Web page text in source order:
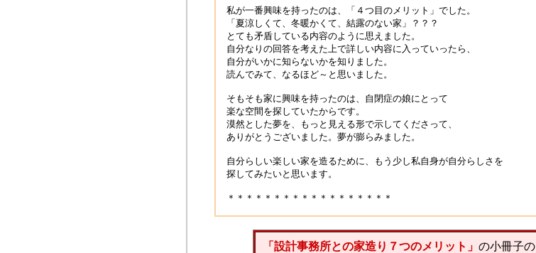
私が一番興味を持ったのは、「４つ目のメリット」でした。
「夏涼しくて、冬暖かくて、結露のない家」？？？
とても矛盾している内容のように思えました。
自分なりの回答を考えた上で詳しい内容に入っていったら、
自分がいかに知らないかを知りました。
読んでみて、なるほど～と思いました。
そもそも家に興味を持ったのは、自閉症の娘にとって
楽な空間を探していたからです。
漠然とした夢を、もっと見える形で示してくださって、
ありがとうございました。夢が膨らみました。
自分らしい楽しい家を造るために、もう少し私自身が自分らしさを
探してみたいと思います。
＊＊＊＊＊＊＊＊＊＊＊＊＊＊＊＊＊＊
「設計事務所との家造り７つのメリット」 の小冊子の